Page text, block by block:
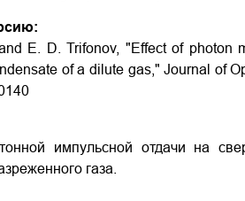
E. D. Trifonov, "Effect of photon
of a dilute gas," Journal of
импульсной отдачи на
газа.